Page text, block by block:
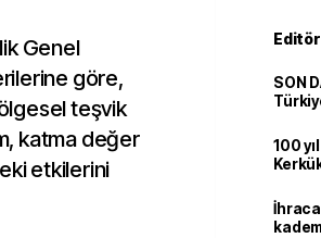
Genel
göre,
teşvik
katma değer
etkilerini
SON
100